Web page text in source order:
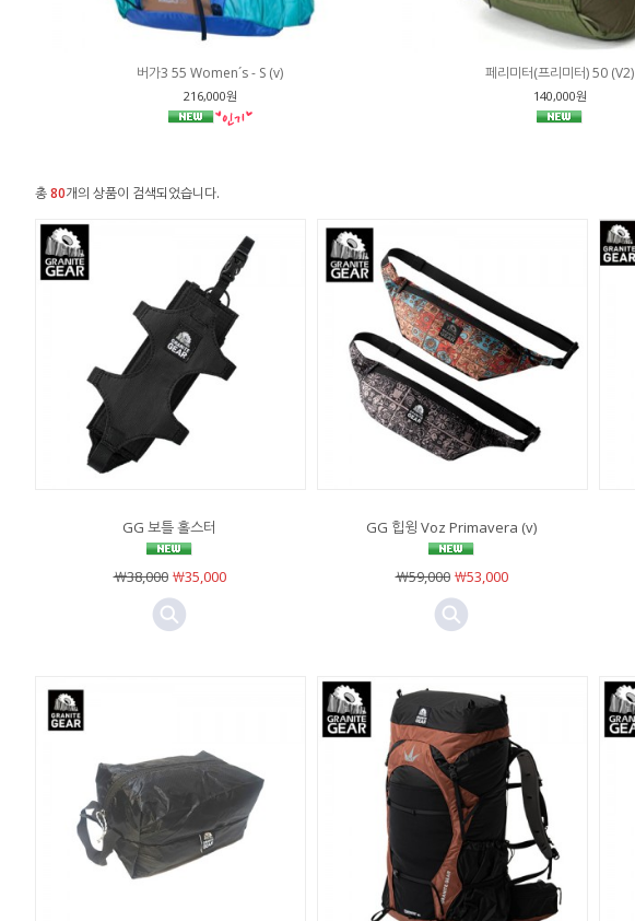
버가3 55 Women´s - S (v)
216,000원
페리미터(프리미터) 50 (V2)
140,000원
총80개의 상품이 검색되었습니다.
GG 보틀 홀스터
￦38,000￦35,000
GG 힙윙 Voz Primavera (v)
￦59,000￦53,000